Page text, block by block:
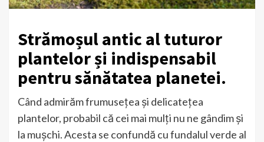
Strămoșul antic al tuturor
plantelor și indispensabil
pentru sănătatea planetei.
Când admirăm frumusețea și delicatețea
plantelor, probabil că cei mai mulți nu ne gândim și
la mușchi. Acesta se confundă cu fundalul verde al